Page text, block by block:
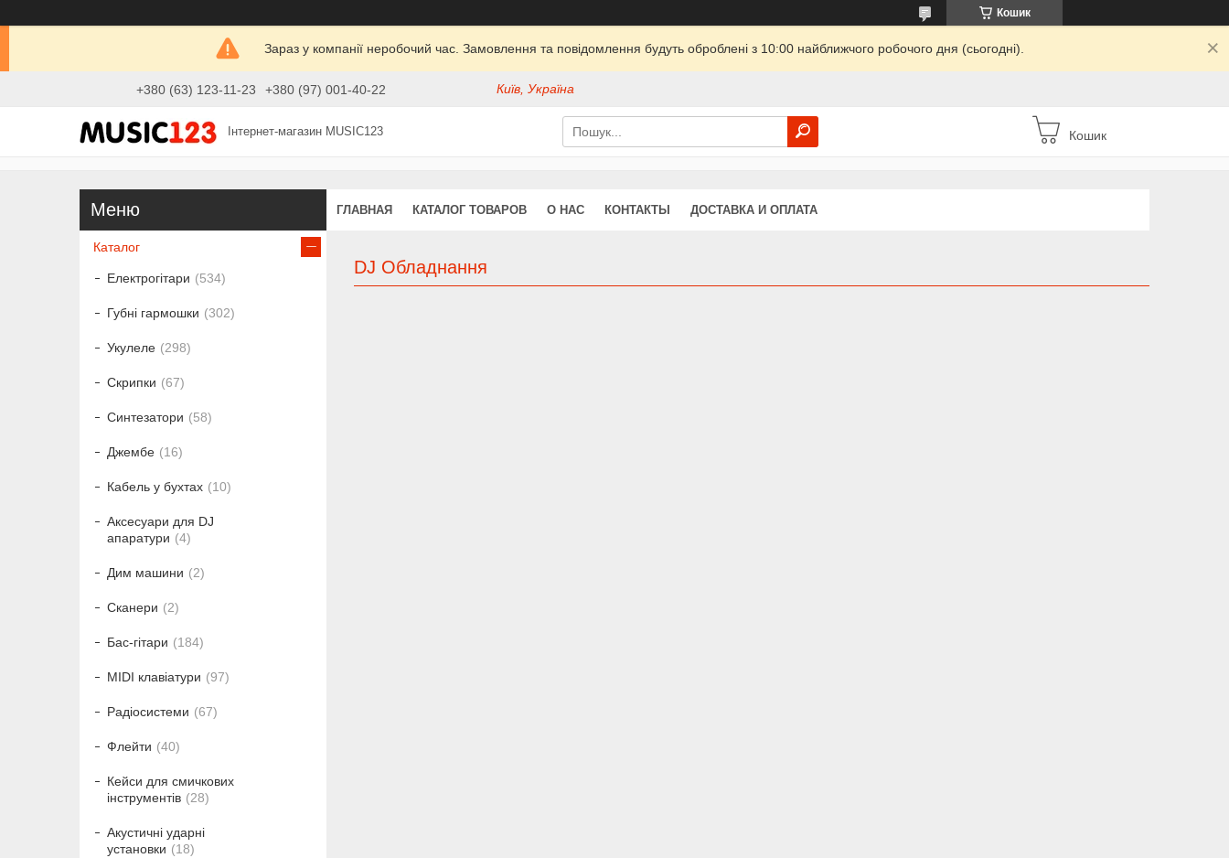
Кошик
Зараз у компанії неробочий час. Замовлення та повідомлення будуть оброблені з 10:00 найближчого робочого дня (сьогодні).
+380 (63) 123-11-23 +380 (97) 001-40-22 Київ, Україна
Інтернет-магазин MUSIC123 Кошик
ГЛАВНАЯ КАТАЛОГ ТОВАРОВ О НАС КОНТАКТЫ ДОСТАВКА И ОПЛАТА
DJ Обладнання
Каталог
Електрогітари 534
Губні гармошки 302
Укулеле 298
Скрипки 67
Синтезатори 58
Джембе 16
Кабель у бухтах 10
Аксесуари для DJ
апаратури
4
Дим машини 2
Сканери 2
Бас-гітари 184
MIDI клавіатури 97
Радіосистеми 67
Флейти 40
Кейси для смичкових
інструментів
28
Акустичні ударні
установки
18